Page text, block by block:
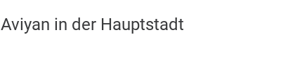
Aviyan in der Hauptstadt